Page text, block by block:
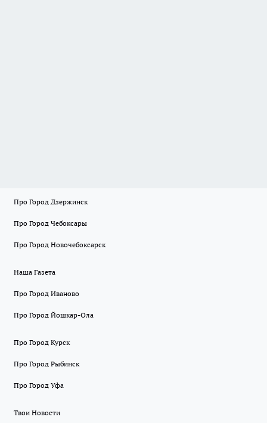
Про Город Дзержинск
Про Город Чебоксары
Про Город Новочебоксарск
Наша Газета
Про Город Иваново
Про Город Йошкар-Ола
Про Город Курск
Про Город Рыбинск
Про Город Уфа
Твои Новости